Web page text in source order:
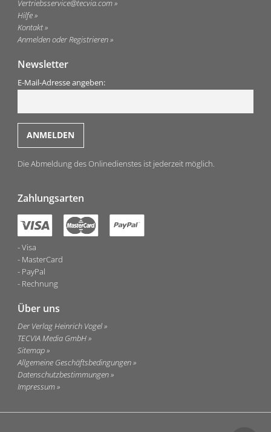
Vertriebsservice@tecvia.com
Hilfe
Kontakt
Anmelden oder Registrieren
Newsletter
E-Mail-Adresse angeben:
Die Abmeldung des Onlinedienstes ist jederzeit möglich.
Zahlungsarten
Visa
MasterCard
PayPal
Rechnung
Über uns
Der Verlag Heinrich Vogel
TECVIA Media GmbH
Sitemap
Allgemeine Geschäftsbedingungen
Datenschutzbestimmungen
Impressum